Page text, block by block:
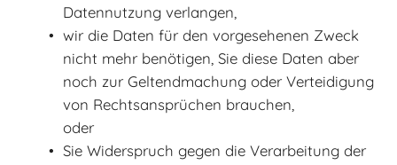
Datennutzung verlangen,
wir die Daten für den vorgesehenen Zweck
nicht mehr benötigen, Sie diese Daten aber
noch zur Geltendmachung oder Verteidigung
von Rechtsansprüchen brauchen,
oder
Sie Widerspruch gegen die Verarbeitung der